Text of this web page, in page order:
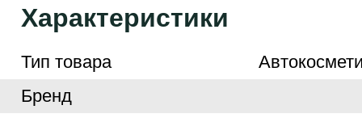
Характеристики
Тип товара
Бренд